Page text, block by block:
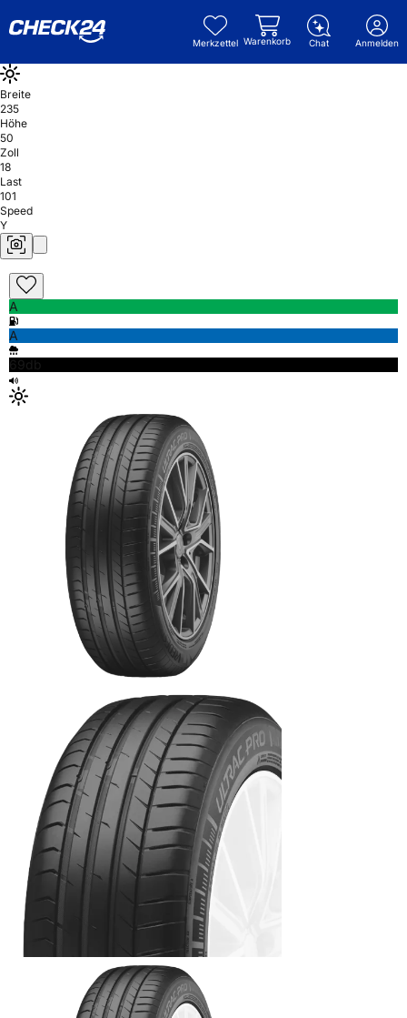
Merkzettel Warenkorb Chat Anmelden
Breite
235
Höhe
50
Zoll
18
Last
101
Speed
Y
A
A
69db